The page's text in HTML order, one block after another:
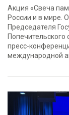
Акция «Свеча
России и в мире.
Председателя
пресс-
международной